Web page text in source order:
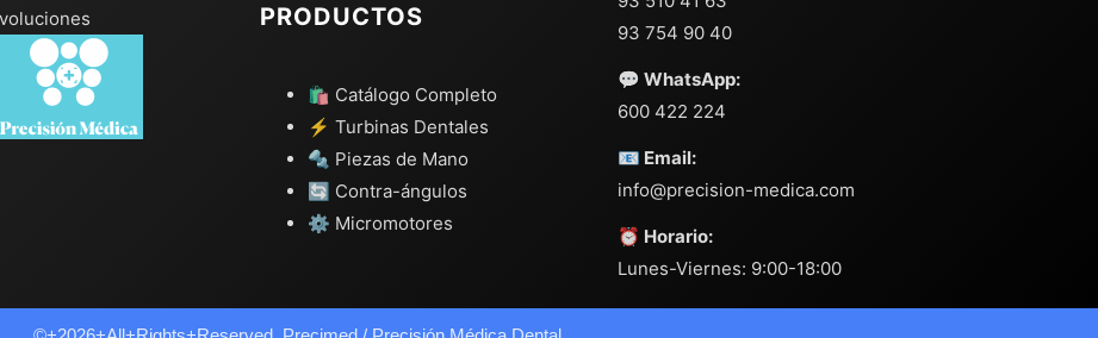
PRODUCTOS
🛍️ Catálogo Completo
⚡ Turbinas Dentales
🔩 Piezas de Mano
🔄 Contra-ángulos
⚙️ Micromotores
93 754 90 40
💬 WhatsApp:
600 422 224
📧 Email:
info@precision-medica.com
⏰ Horario:
Lunes-Viernes: 9:00-18:00